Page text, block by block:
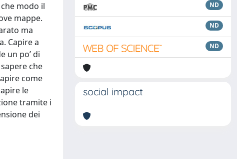
modo il
mappe.
ma
Capire a
un po’ di
che
come
le
tramite i
dei
ND
ND
ND
social impact